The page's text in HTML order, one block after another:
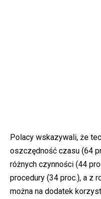
Polacy wskazywali, że
oszczędność czasu (64
różnych czynności (44
procedury (34 proc.), a z
można na dodatek